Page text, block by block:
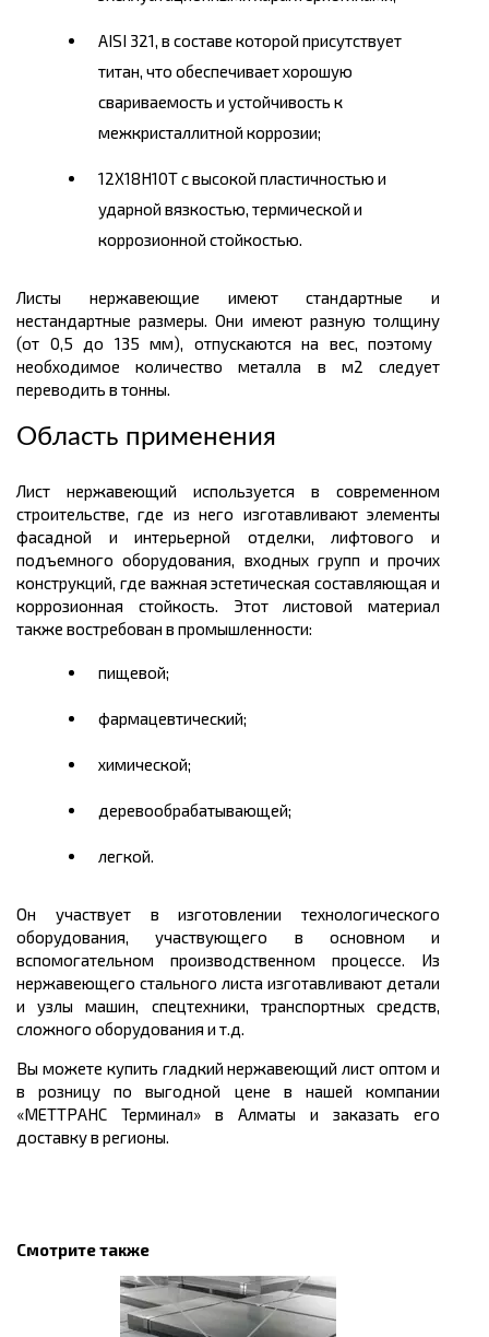
AISI 321, в составе которой присутствует
титан, что обеспечивает хорошую
свариваемость и устойчивость к
межкристаллитной коррозии;
12Х18Н10Т с высокой пластичностью и
ударной вязкостью, термической и
коррозионной стойкостью.
Листы нержавеющие имеют стандартные и
нестандартные размеры. Они имеют разную толщину
(от 0,5 до 135 мм), отпускаются на вес, поэтому
необходимое количество металла в м2следует
переводить в тонны.
Область применения
Лист нержавеющий используется в современном
строительстве, где из него изготавливают элементы
фасадной и интерьерной отделки, лифтового и
подъемного оборудования, входных групп и прочих
конструкций, где важная эстетическая составляющая и
коррозионная стойкость. Этот листовой материал
также востребован в промышленности:
пищевой;
фармацевтический;
химической;
деревообрабатывающей;
легкой.
Он участвует в изготовлении технологического
оборудования, участвующего в основном и
вспомогательном производственном процессе. Из
нержавеющего стального листа изготавливают детали
и узлы машин, спецтехники, транспортных средств,
сложного оборудования и т.д.
Вы можете купить гладкий нержавеющий лист оптом и
в розницу по выгодной цене в нашей компании
«МЕТТРАНС Терминал» в Алматы и заказать его
доставку в регионы.
Смотрите также